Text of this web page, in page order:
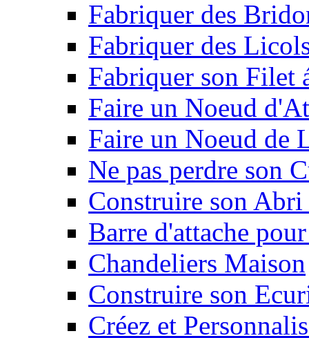
Fabriquer des
Fabriquer des
Fabriquer son Filet
Faire un Noeud
Faire un Noeud de
Ne pas perdre son
Construire son
Barre d'attache
Chandeliers Maison
Construire son
Créez et